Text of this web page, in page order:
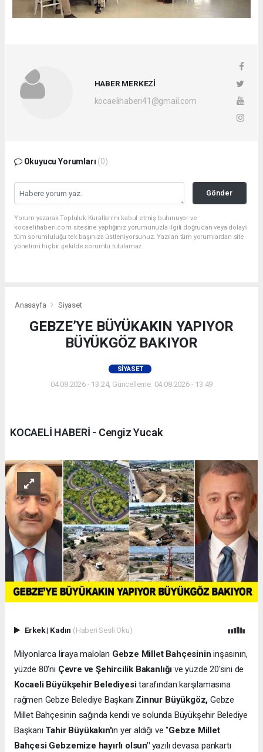
HABER MERKEZİ
kocaelihaberi41@gmail.com
Okuyucu Yorumları (0)
Gönder
Yorum yazarak Topluluk Kuralları’nı kabul etmiş bulunuyor ve
kocaelihaberi.com sitesine yaptığınız yorumunuzla ilgili doğrudan veya dolaylı
tüm sorumluluğu tek başınıza üstleniyorsunuz. Yazılan tüm yorumlardan site
yönetimi hiçbir şekilde sorumlu tutulamaz.
Anasayfa Siyaset
GEBZE’YE BÜYÜKAKIN YAPIYOR
BÜYÜKGÖZ BAKIYOR
SIYASET
04.08.2026 - 13:24, Güncelleme: 04.08.2026 - 13:49
KOCAELİ HABERİ - Cengiz Yucak
Erkek| Kadın (Haberi Sesli Oku)
Milyonlarca liraya malolan Gebze Millet Bahçesinin inşasının,
yüzde 80'ni Çevre ve Şehircilik Bakanlığı ve yüzde 20'sini de
Kocaeli Büyükşehir Belediyesitarafından karşılamasına
rağmen Gebze Belediye Başkanı Zinnur Büyükgöz, Gebze
Millet Bahçesinin sağında kendi ve solunda Büyükşehir Belediye
Başkanı Tahir Büyükakın'ın yer aldığı ve "Gebze Millet
Bahçesi Gebzemize hayırlı olsun"yazılı devasa pankartı